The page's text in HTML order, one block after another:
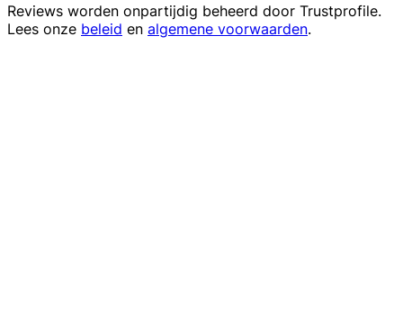
Reviews worden onpartijdig beheerd door Trustprofile.
Lees onze beleid en algemene voorwaarden.